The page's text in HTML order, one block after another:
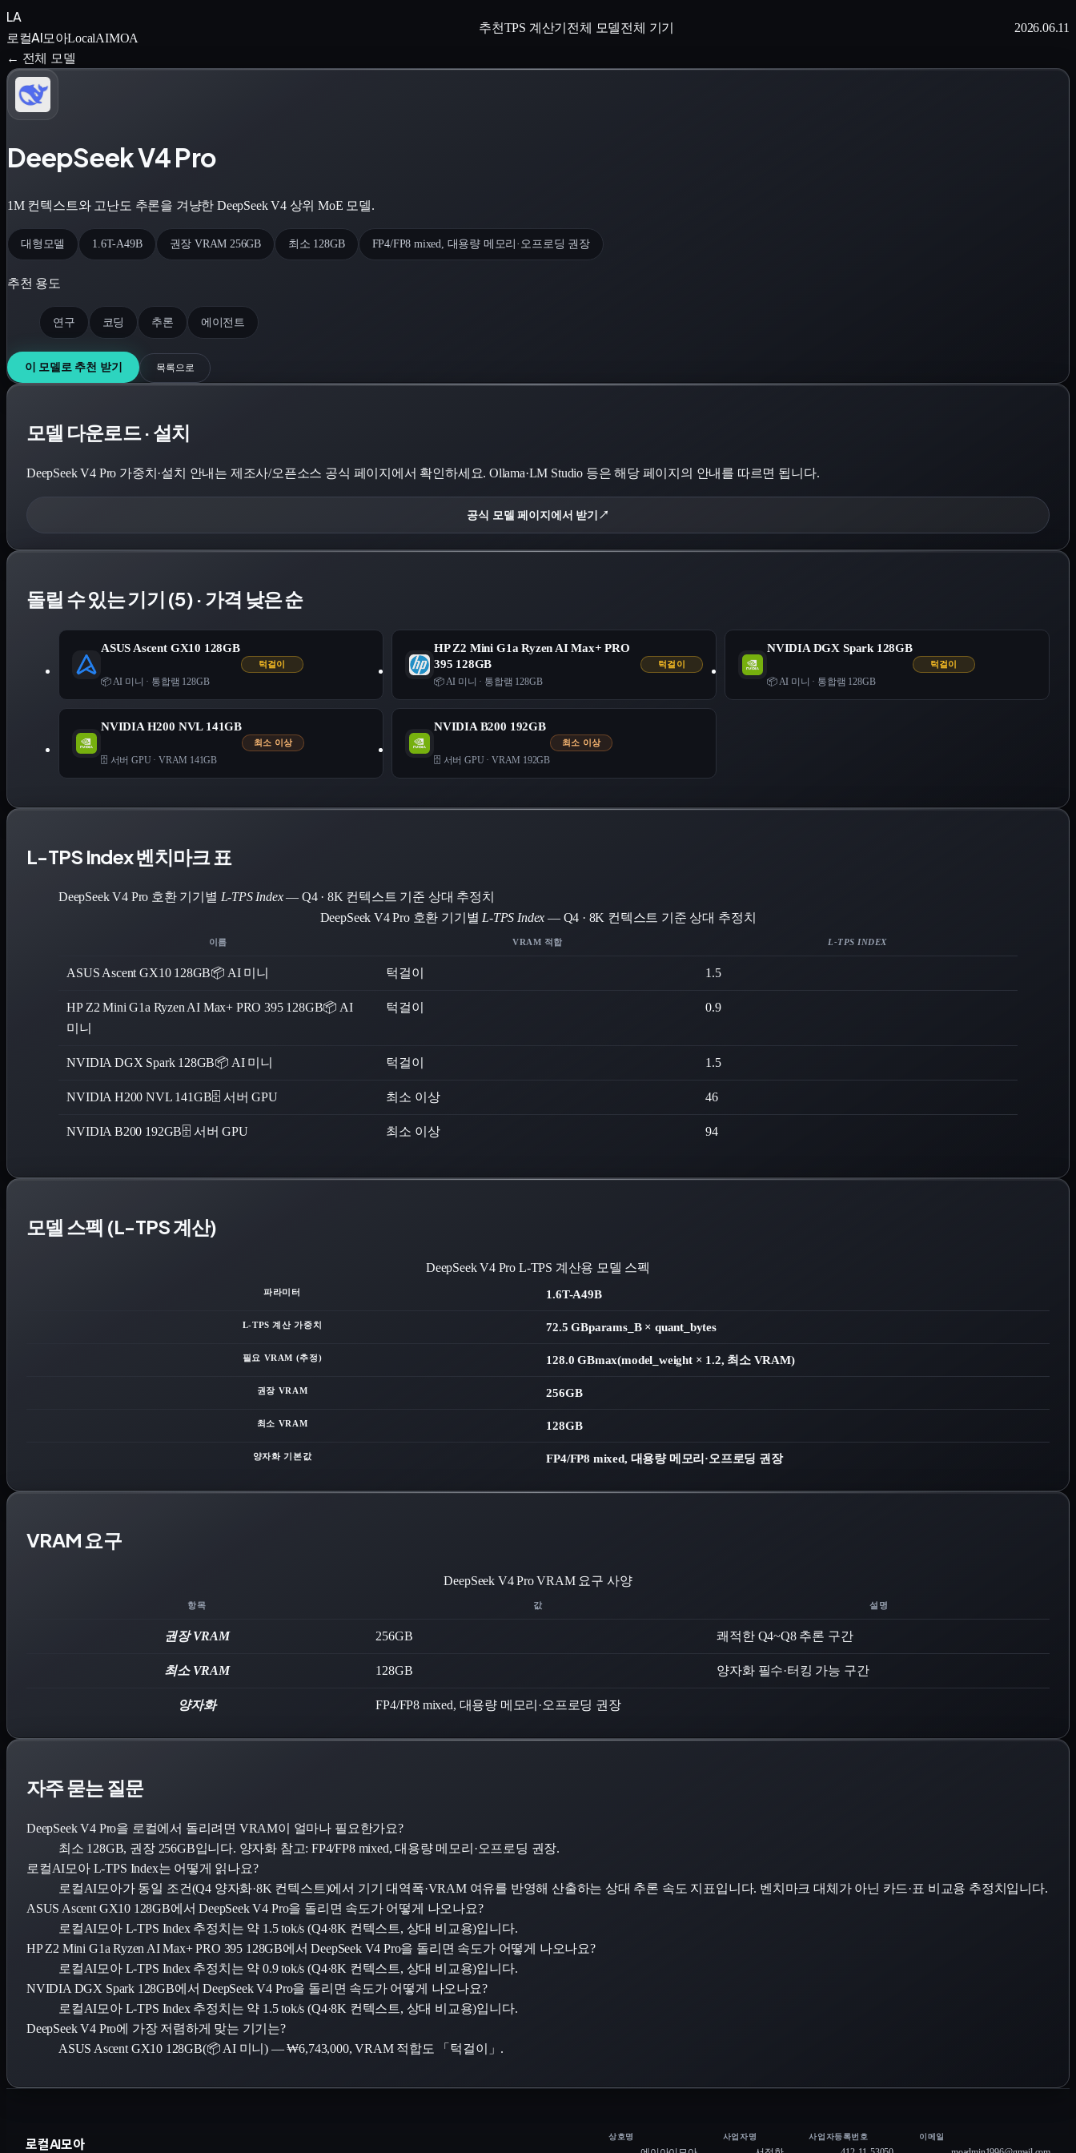
LA
로컬AI모아LocalAIMOA
추천TPS 계산기 전체 모델전체 기기 2026.06.11
← 전체 모델
DeepSeek V4 Pro
1M 컨텍스트와 고난도 추론을 겨냥한 DeepSeek V4 상위 MoE 모델.
대형모델 1.6T-A49B 권장 VRAM 256GB 최소 128GB FP4/FP8 mixed, 대용량 메모리·오프로딩 권장
추천 용도
연구 코딩 추론 에이전트
이 모델로 추천 받기 목록으로
모델 다운로드 · 설치
DeepSeek V4 Pro 가중치·설치 안내는 제조사/오픈소스 공식 페이지에서 확인하세요. Ollama·LM Studio 등은 해당 페이지의 안내를 따르면 됩니다.
공식 모델 페이지에서 받기 ↗
돌릴 수 있는 기기 (5) · 가격 낮은 순
ASUS Ascent GX10 128GB
📦 AI 미니 · 통합램 128GB
턱걸이
HP Z2 Mini G1a Ryzen AI Max+ PRO
395 128GB
📦 AI 미니 · 통합램 128GB
턱걸이
NVIDIA DGX Spark 128GB
📦 AI 미니 · 통합램 128GB
턱걸이
NVIDIA H200 NVL 141GB
🗄️ 서버 GPU · VRAM 141GB
최소 이상
NVIDIA B200 192GB
🗄️ 서버 GPU · VRAM 192GB
최소 이상
L-TPS Index 벤치마크 표
DeepSeek V4 Pro 호환 기기별 L-TPS Index— Q4 · 8K 컨텍스트 기준 상대 추정치
DeepSeek V4 Pro 호환 기기별 L-TPS Index — Q4 · 8K 컨텍스트 기준 상대 추정치
이름 VRAM 적합 L-TPS INDEX
ASUS Ascent GX10 128GB📦 AI 미니 턱걸이 1.5
HP Z2 Mini G1a Ryzen AI Max+ PRO 395 128GB📦 AI
미니
턱걸이 0.9
NVIDIA DGX Spark 128GB📦 AI 미니 턱걸이 1.5
NVIDIA H200 NVL 141GB🗄️ 서버 GPU 최소 이상 46
NVIDIA B200 192GB🗄️ 서버 GPU 최소 이상 94
모델 스펙 (L-TPS 계산)
DeepSeek V4 Pro L-TPS 계산용 모델 스펙
파라미터 1.6T-A49B
L-TPS 계산 가중치 72.5 GBparams_B × quant_bytes
필요 VRAM (추정) 128.0 GBmax(model_weight × 1.2, 최소 VRAM)
권장 VRAM 256GB
최소 VRAM 128GB
양자화 기본값 FP4/FP8 mixed, 대용량 메모리·오프로딩 권장
VRAM 요구
DeepSeek V4 ProVRAM 요구 사양
항목 값 설명
권장 VRAM 256GB 쾌적한 Q4~Q8 추론 구간
최소 VRAM 128GB 양자화 필수·터킹 가능 구간
양자화 FP4/FP8 mixed, 대용량 메모리·오프로딩 권장
자주 묻는 질문
DeepSeek V4 Pro을 로컬에서 돌리려면 VRAM이 얼마나 필요한가요?
최소 128GB, 권장 256GB입니다. 양자화 참고: FP4/FP8 mixed, 대용량 메모리·오프로딩 권장.
로컬AI모아 L-TPS Index는 어떻게 읽나요?
로컬AI모아가 동일 조건(Q4 양자화·8K 컨텍스트)에서 기기 대역폭·VRAM 여유를 반영해 산출하는 상대 추론 속도 지표입니다. 벤치마크 대체가 아닌 카드·표 비교용 추정치입니다.
ASUS Ascent GX10 128GB에서 DeepSeek V4 Pro을 돌리면 속도가 어떻게 나오나요?
로컬AI모아 L-TPS Index 추정치는 약 1.5 tok/s (Q4·8K 컨텍스트, 상대 비교용)입니다.
HP Z2 Mini G1a Ryzen AI Max+ PRO 395 128GB에서 DeepSeek V4 Pro을 돌리면 속도가 어떻게 나오나요?
로컬AI모아 L-TPS Index 추정치는 약 0.9 tok/s (Q4·8K 컨텍스트, 상대 비교용)입니다.
NVIDIA DGX Spark 128GB에서 DeepSeek V4 Pro을 돌리면 속도가 어떻게 나오나요?
로컬AI모아 L-TPS Index 추정치는 약 1.5 tok/s (Q4·8K 컨텍스트, 상대 비교용)입니다.
DeepSeek V4 Pro에 가장 저렴하게 맞는 기기는?
ASUS Ascent GX10 128GB(📦 AI 미니) — ₩6,743,000, VRAM 적합도 「턱걸이」.
로컬AI모아 상호명 사업자명 사업자등록번호 이메일